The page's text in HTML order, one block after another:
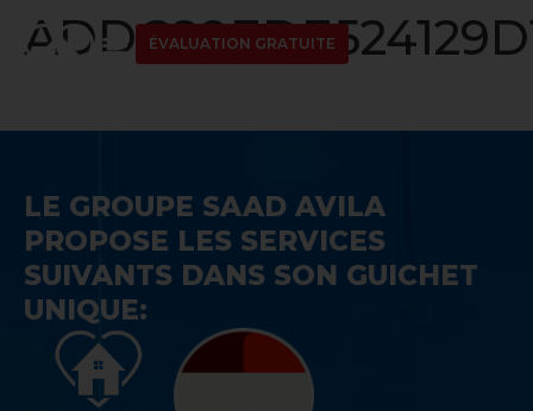
ÉVALUATION GRATUITE
LE GROUPE SAAD AVILA
PROPOSE LES SERVICES
SUIVANTS DANS SON GUICHET
UNIQUE: